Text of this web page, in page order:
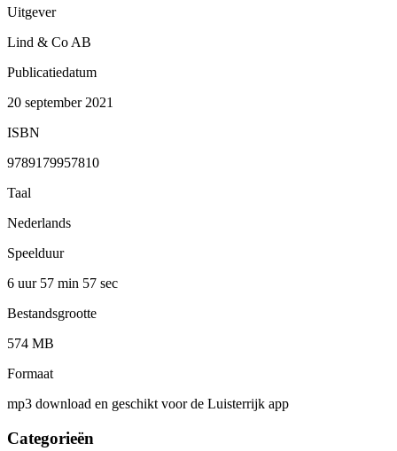
Uitgever
Lind & Co AB
Publicatiedatum
20 september 2021
ISBN
9789179957810
Taal
Nederlands
Speelduur
6 uur 57 min 57 sec
Bestandsgrootte
574 MB
Formaat
mp3 download en geschikt voor de Luisterrijk app
Categorieën